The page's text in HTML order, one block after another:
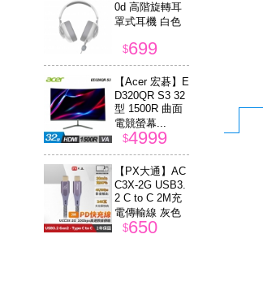
0d 高階旋轉耳
罩式耳機 白色
$699
【Acer 宏碁】E
D320QR S3 32
型 1500R 曲面
電競螢幕...
$4999
【PX大通】AC
C3X-2G USB3.
2 C to C 2M充
電傳輸線 灰色
$650